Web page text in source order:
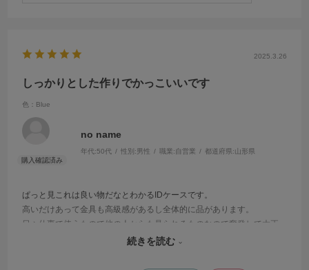
2025.3.26
しっかりとした作りでかっこいいです
色：Blue
no name
年代:50代 性別:男性 職業:自営業 都道府県:山形県
ぱっと見これは良い物だなとわかるIDケースです。
高いだけあって金具も高級感があるし全体的に品があります。
日々仕事で使うもので他の人からも見られるものなので奮発して大正
続きを読む